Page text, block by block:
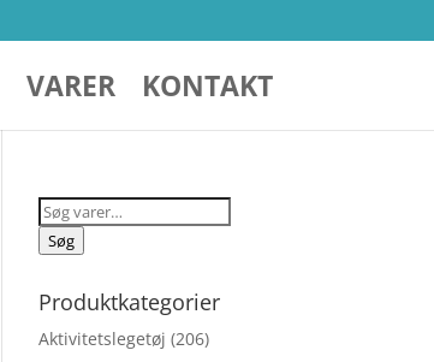
VARER KONTAKT
Søg
efter:
Søg
Produktkategorier
Aktivitetslegetøj (206)